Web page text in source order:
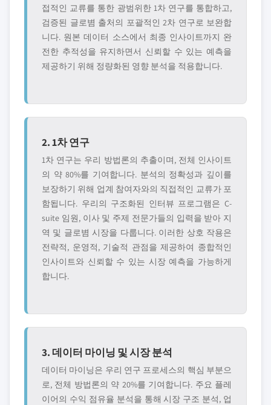
접적인 교류를 통한 광범위한 1차 연구를 통합하고,
검증된 글로볌 출처의 포괄적인 2차 연구로 보완합
니다. 원본 데이터 소스에서 최종 인사이트까지 완
전한 추적성을 유지하면서 신뢰할 수 있는 예측을
제공하기 위해 정량화된 영향 분석을 적용합니다.
2. 1차 연구
1차 연구는 우리 방법론의 추출이며, 전체 인사이트
의 약 80%를 기여합니다. 분석의 정확성과 깊이를
보장하기 위해 업계 참여자와의 직접적인 교류가 포
함됩니다. 우리의 구조화된 인터뷰 프로그램은 C-
suite 임원, 이사 및 주제 전문가들의 입력을 받아 지
역 및 글로볌 시장을 다룹니다. 이러한 상호 작용은
전략적, 운영적, 기술적 관점을 제공하여 종합적인
인사이트와 신뢰할 수 있는 시장 예측을 가능하게
합니다.
3. 데이터 마이닝 및 시장 분석
데이터 마이닝은 우리 연구 프로세스의 핵심 부분으
로, 전체 방법론의 약 20%를 기여합니다. 주요 플레
이어의 수익 점유율 분석을 통해 시장 구조 분석, 업